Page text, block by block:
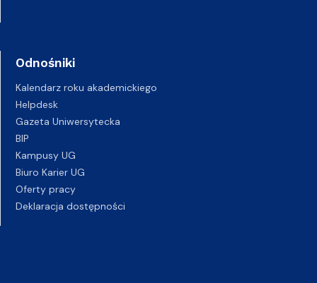
Odnośniki
Kalendarz roku akademickiego
Helpdesk
Gazeta Uniwersytecka
BIP
Kampusy UG
Biuro Karier UG
Oferty pracy
Deklaracja dostępności